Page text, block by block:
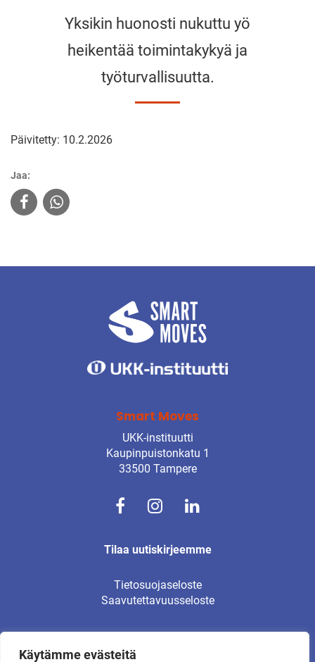
Käytämme evästeitä
Yksikin huonosti nukuttu yö
heikentää toimintakykyä ja
työturvallisuutta.
Päivitetty: 10.2.2026
Jaa:
Smart Moves
UKK-instituutti
Kaupinpuistonkatu 1
33500 Tampere
Tilaa uutiskirjeemme
Tietosuojaseloste
Saavutettavuusseloste